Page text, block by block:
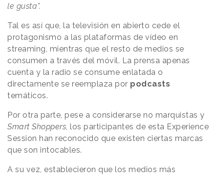
le gusta”.
Tal es así que, la televisión en abierto cede el
protagonismo a las plataformas de vídeo en
streaming, mientras que el resto de medios se
consumen a través del móvil. La prensa apenas
cuenta y la radio se consume enlatada o
directamente se reemplaza por podcasts
temáticos.
Por otra parte, pese a considerarse no marquistas y
Smart Shoppers, los participantes de esta Experience
Session han reconocido que existen ciertas marcas
que son intocables.
A su vez, establecieron que los medios más